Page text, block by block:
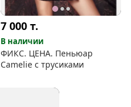
7 000т.
В наличии
ФИКС. ЦЕНА. Пеньюар
Camelie с трусиками